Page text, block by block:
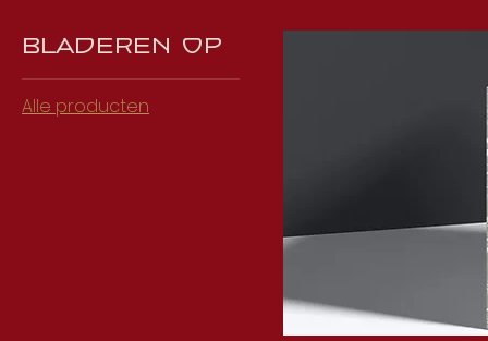
Bladeren op
Alle producten